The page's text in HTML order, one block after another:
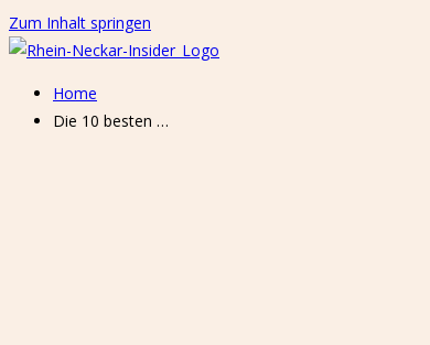
Zum Inhalt springen
Home
Die 10 besten …